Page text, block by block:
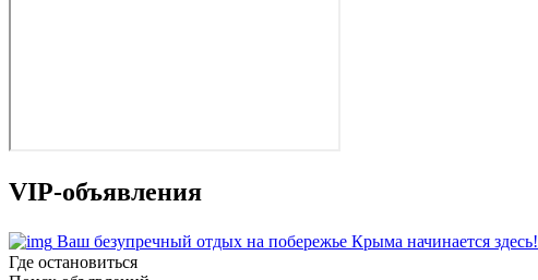
VIP-объявления
Ваш безупречный отдых на побережье Крыма начинается здесь!
Где остановиться